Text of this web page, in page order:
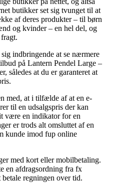
butikker set sig tvunget til at
af deres produkter – til børn
og kvinder – en hel del, og
indbringende at se nærmere
på Lantern Pendel Large –
således at du er garanteret at
med, at i tilfælde af at en e-
til en udsalgspris der kan
være en indikator for en
er trods alt omsluttet af en
kunde imod fup online
med kort eller mobilbetaling.
en afdragsordning fra fx
regningen over tid.